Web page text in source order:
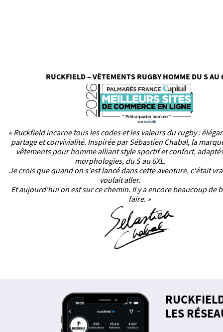
RUCKFIELD – VÊTEMENTS RUGBY HOMME DU S AU
« Ruckfield incarne tous les codes et les valeurs du rugby :
partage et convivialité. Inspirée par Sébastien Chabal, la
vêtements pour homme alliant style sportif et confort,
morphologies, du S au 6XL.
Je crois que quand on s'est lancé dans cette aventure, c'était
voulait aller.
Et aujourd'hui on est sur ce chemin. Il y a encore beaucoup de
faire. »
LES